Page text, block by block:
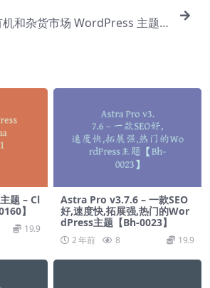
和杂货市场 WordPress 主题
题 – Cl
】
19.9
Astra Pro v3.7.6 – 一款SEO
好,速度快,拓展强,热门的Wor
dPress主题【Bh-0023】
2 年前 8 19.9